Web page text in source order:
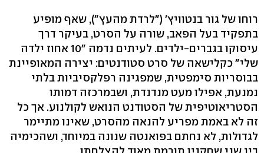
רוחו של גור בנטוויץ' ("לרדת מהעץ"), שאף מופיע
בתפקיד בעל הפאב, שורה על הסרט, בעיקר דרך
עיסוקו בגברים-ילדים. לעיתים נדמה "10 אחוז ילדה
שלי" כקלישאה של סרט סטודנטים: יצירה המאופיינת
בבוסריות סימפטית, שמפגינה רפלקסיביות בלתי
נמנעת, אפילו מעט מנדנדת, ושבמרכזה דמותו
הסטריאוטיפית של הסטודנט הנואש לקולנוע. אך כל
זה לא באמת מפריע להנאה מהסרט, שאינו מתיימר
לגדולות, לא נחתם בפואנטה שנונה במיוחד, ושהכימיה